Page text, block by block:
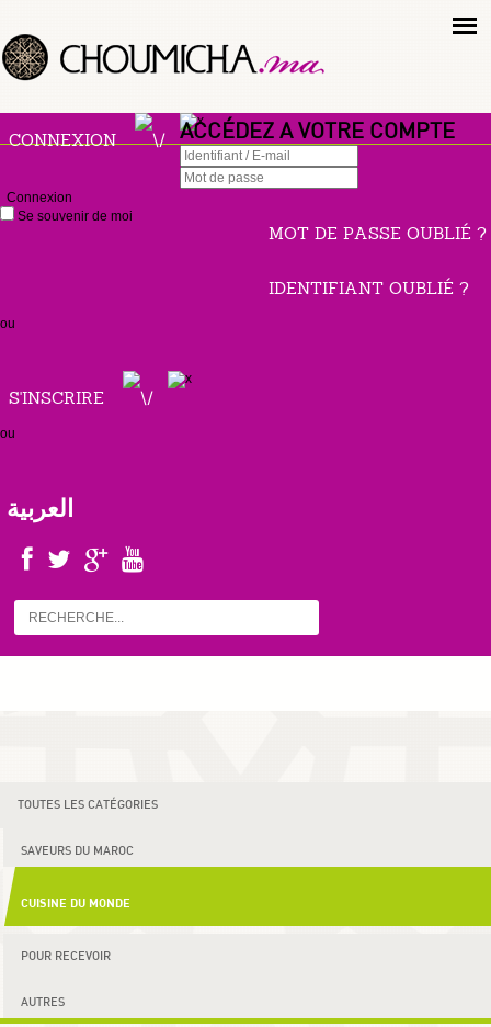
CONNEXION ACCÉDEZ A VOTRE COMPTE
Connexion
Se souvenir de moi
MOT DE PASSE OUBLIÉ ?
IDENTIFIANT OUBLIÉ ?
ou
S'INSCRIRE
ou
العربية
TOUTES LES CATÉGORIES
SAVEURS DU MAROC
CUISINE DU MONDE
POUR RECEVOIR
AUTRES